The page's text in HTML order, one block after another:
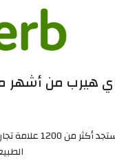
اي هيرب من